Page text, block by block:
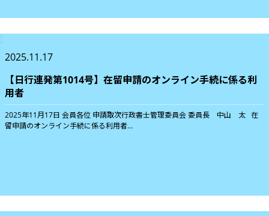
2025.11.17
【日行連発第1014号】在留申請のオンライン手続に係る利
用者
2025年11月17日 会員各位 申請取次行政書士管理委員会 委員長 中山 太 在
留申請のオンライン手続に係る利用者...